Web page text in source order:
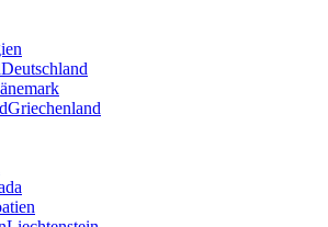
Deutschland
Griechenland